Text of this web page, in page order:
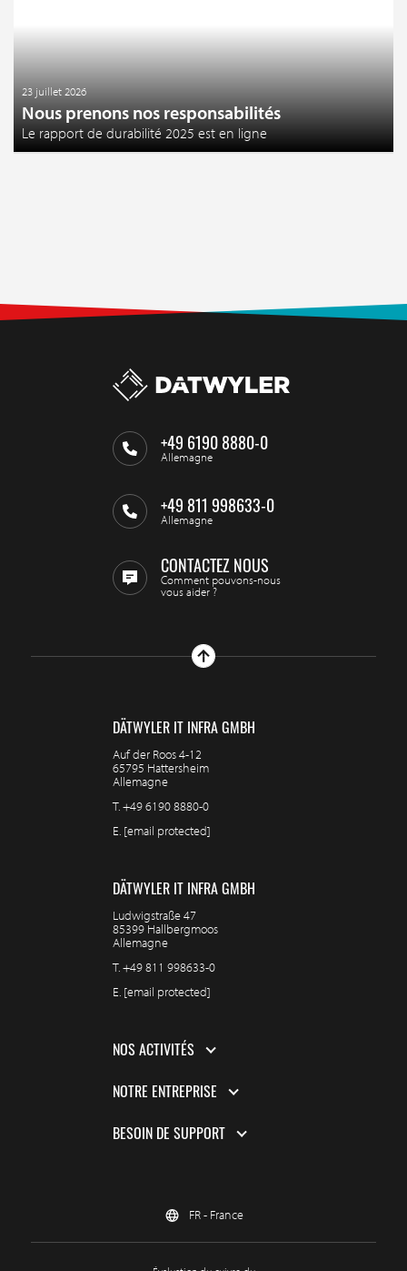
23 juillet 2026
Nous prenons nos responsabilités
Le rapport de durabilité 2025 est en ligne
+49 6190 8880-0
Allemagne
+49 811 998633-0
Allemagne
CONTACTEZ NOUS
Comment pouvons-nous
vous aider ?
DÄTWYLER IT INFRA GMBH
Auf der Roos 4-12
65795 Hattersheim
Allemagne
T.+49 6190 8880-0
E. [email protected]
DÄTWYLER IT INFRA GMBH
Ludwigstraße 47
85399 Hallbergmoos
Allemagne
T.+49 811 998633-0
E. [email protected]
NOS ACTIVITÉS
NOTRE ENTREPRISE
BESOIN DE SUPPORT
FR - France